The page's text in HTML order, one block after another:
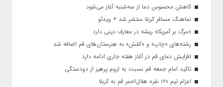
کاهش محسوس دما از سه‌شنبه آغاز می‌شود
نماهنگ مسافر کربلا منتشر شد + ویدئو
«مرگ بر آمریکا» ریشه در معارف دینی دارد
رشته‌های «چاپ» و «کفش» به هنرستان‌های قم اضافه شد
افزایش دمای قم در آغاز هفته جاری ادامه دارد
تاکید امام جمعه قم نسبت به لزوم پرهیز از دودستگی
اعزام تیم ۱۲۰ نفره هلال‌احمر قم به کربلا